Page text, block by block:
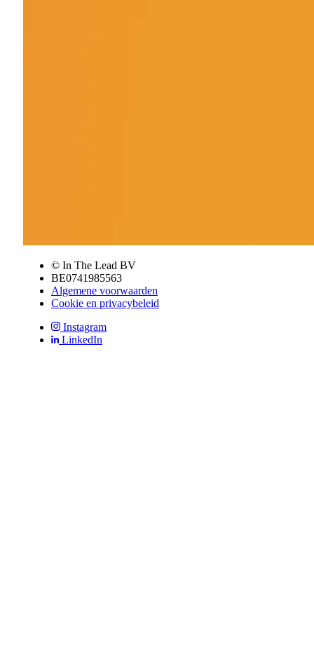
© In The Lead BV
BE0741985563
Algemene voorwaarden
Cookie en privacybeleid
Instagram
LinkedIn